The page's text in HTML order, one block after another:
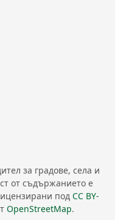
за градове, села и
от съдържанието е
под CC BY-
OpenStreetMap.